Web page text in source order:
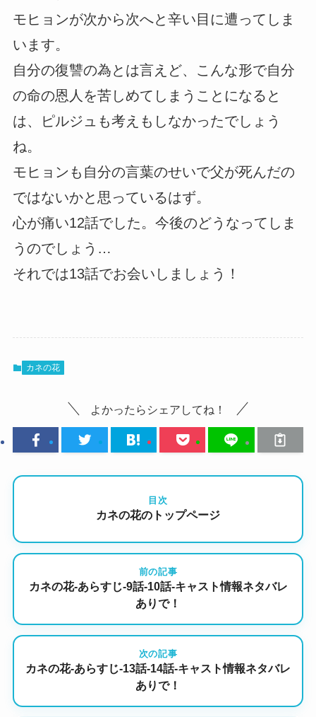
モヒョンが次から次へと辛い目に遭ってしま
います。
自分の復讐の為とは言えど、こんな形で自分
の命の恩人を苦しめてしまうことになると
は、ピルジュも考えもしなかったでしょう
ね。
モヒョンも自分の言葉のせいで父が死んだの
ではないかと思っているはず。
心が痛い12話でした。今後のどうなってしま
うのでしょう…
それでは13話でお会いしましょう！
カネの花
よかったらシェアしてね！
目次
カネの花のトップページ
前の記事
カネの花-あらすじ-9話-10話-キャスト情報ネタバレ
ありで！
次の記事
カネの花-あらすじ-13話-14話-キャスト情報ネタバレ
ありで！